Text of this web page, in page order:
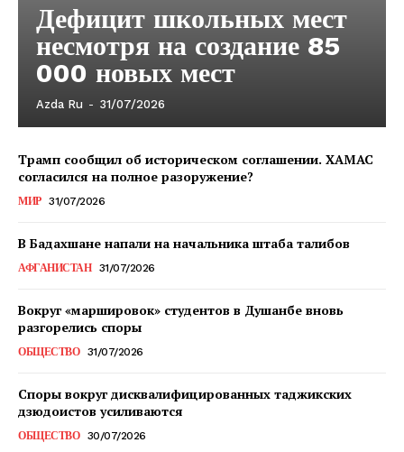
Дефицит школьных мест
несмотря на создание 85
000 новых мест
Azda Ru - 31/07/2026
Трамп сообщил об историческом соглашении. ХАМАС
согласился на полное разоружение?
МИР 31/07/2026
В Бадахшане напали на начальника штаба талибов
АФГАНИСТАН 31/07/2026
Вокруг «маршировок» студентов в Душанбе вновь
разгорелись споры
ОБЩЕСТВО 31/07/2026
Споры вокруг дисквалифицированных таджикских
дзюдоистов усиливаются
ОБЩЕСТВО 30/07/2026